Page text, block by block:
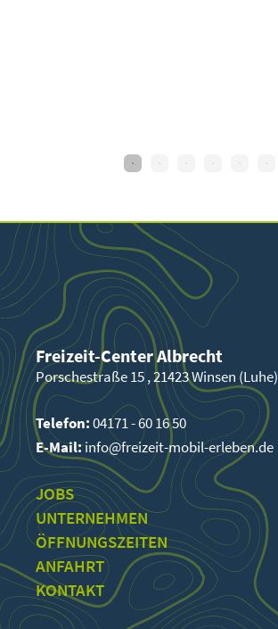
Freizeit-Center Albrecht
Porschestraße 15 , 21423 Winsen (Luhe)
Telefon:04171 - 60 16 50
E-Mail:info@freizeit-mobil-erleben.de
JOBS
UNTERNEHMEN
ÖFFNUNGSZEITEN
ANFAHRT
KONTAKT
Wenn Sie unseren Chatbot